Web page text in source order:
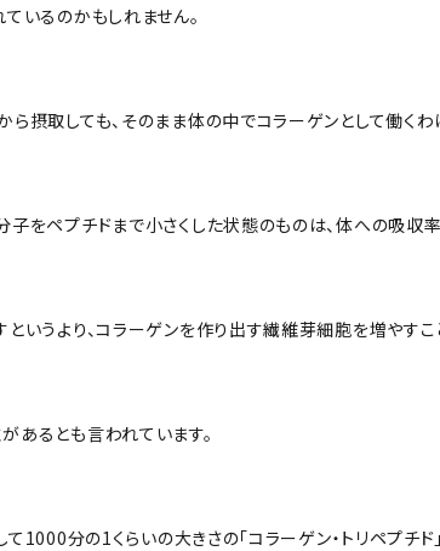
いるのかもしれません。
摂取しても、そのまま体の中でコラーゲンとして働く
をペプチドまで小さくした状態のものは、体への吸収率
いうより、コラーゲンを作り出す繊維芽細胞を増やすこ
あるとも言われています。
1000分の1くらいの大きさの「コラーゲン・トリペプチド